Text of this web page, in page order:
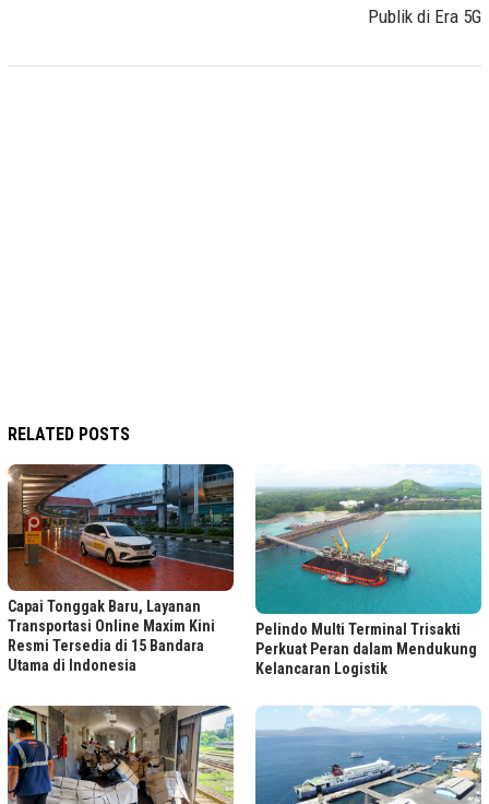
Publik di Era 5G
RELATED POSTS
Capai Tonggak Baru, Layanan
Transportasi Online Maxim Kini
Resmi Tersedia di 15 Bandara
Utama di Indonesia
Pelindo Multi Terminal Trisakti
Perkuat Peran dalam Mendukung
Kelancaran Logistik